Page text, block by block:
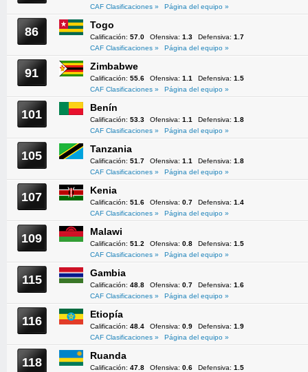
CAF Clasificaciones »
Página del equipo »
86 Togo
Calificación: 57.0 Ofensiva: 1.3 Defensiva: 1.7
CAF Clasificaciones »
Página del equipo »
91 Zimbabwe
Calificación: 55.6 Ofensiva: 1.1 Defensiva: 1.5
CAF Clasificaciones »
Página del equipo »
101 Benín
Calificación: 53.3 Ofensiva: 1.1 Defensiva: 1.8
CAF Clasificaciones »
Página del equipo »
105 Tanzania
Calificación: 51.7 Ofensiva: 1.1 Defensiva: 1.8
CAF Clasificaciones »
Página del equipo »
107 Kenia
Calificación: 51.6 Ofensiva: 0.7 Defensiva: 1.4
CAF Clasificaciones »
Página del equipo »
109 Malawi
Calificación: 51.2 Ofensiva: 0.8 Defensiva: 1.5
CAF Clasificaciones »
Página del equipo »
115 Gambia
Calificación: 48.8 Ofensiva: 0.7 Defensiva: 1.6
CAF Clasificaciones »
Página del equipo »
116 Etiopía
Calificación: 48.4 Ofensiva: 0.9 Defensiva: 1.9
CAF Clasificaciones »
Página del equipo »
118 Ruanda
Calificación: 47.8 Ofensiva: 0.6 Defensiva: 1.5